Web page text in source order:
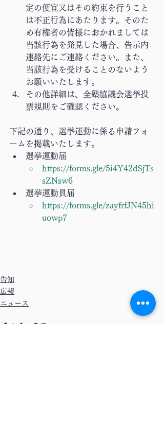
定の便宜又はその約束を行うこと
は不正行為にあたります。そのた
め有権者の皆様におかれましては
当該行為を発見した場合、告示内
連絡先にご連絡ください。また、
当該行為を受けることのないよう
お願いいたします。
その他詳細は、全塾協議会選挙投
票規則をご確認ください。
下記の通り、選挙運動に係る申請フォ
ームを掲載いたします。
選挙運動届
https://forms.gle/5i4Y42dSjTs
sZNsw6
選挙運動員届
https://forms.gle/zayfrfJN45hi
uowp7
告知
広報
ニュース